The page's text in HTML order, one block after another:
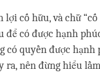
cố hữu, và chữ
để có được hạnh
có quyền được hạnh
nên đừng hiểu